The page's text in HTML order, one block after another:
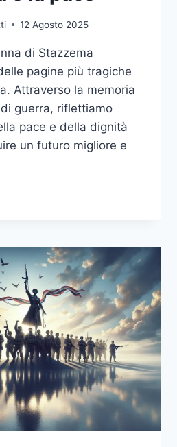
12 Agosto 2025
di Stazzema
pagine più tragiche
Attraverso la memoria
guerra, riflettiamo
pace e della dignità
un futuro migliore e